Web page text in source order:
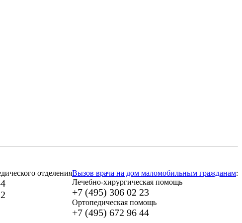
отделенияВызов врача на дом маломобильным гражданам:
Лечебно-хирургическая помощь
+7 (495) 306 02 23
Ортопедическая помощь
+7 (495) 672 96 44